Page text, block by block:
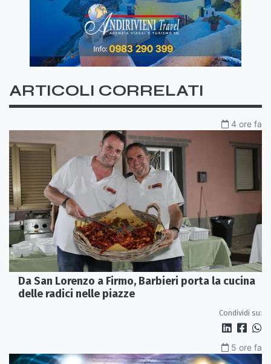
ARTICOLI CORRELATI
4 ore fa
Da San Lorenzo a Firmo, Barbieri porta la cucina
delle radici nelle piazze
Condividi su:
5 ore fa